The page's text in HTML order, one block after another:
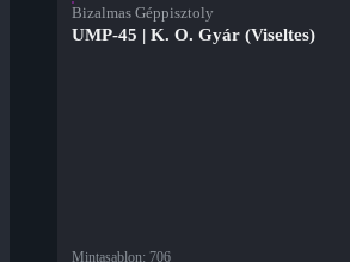
Bizalmas Géppisztoly
UMP-45 | K. O. Gyár (Viseltes)
Mintasablon: 706